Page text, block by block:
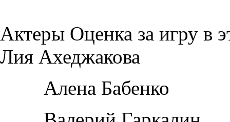
Актеры Оценка за игру в
Лия Ахеджакова
Алена Бабенко